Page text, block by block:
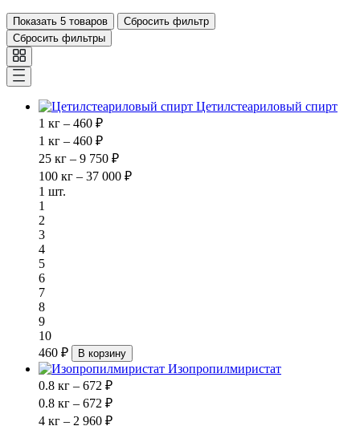
Показать 5 товаров
Сбросить фильтр
Сбросить фильтры
Цетилстеариловый спирт
1 кг – 460 ₽
1 кг – 460 ₽
25 кг – 9 750 ₽
100 кг – 37 000 ₽
1 шт.
1
2
3
4
5
6
7
8
9
10
460 ₽
В корзину
Изопропилмиристат
0.8 кг – 672 ₽
0.8 кг – 672 ₽
4 кг – 2 960 ₽